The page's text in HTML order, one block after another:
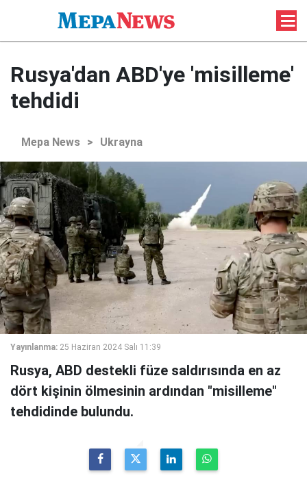
Rusya'dan ABD'ye 'misilleme'
tehdidi
Mepa News > Ukrayna
Yayınlanma: 25 Haziran 2024 Salı 11:39
Rusya, ABD destekli füze saldırısında en az
dört kişinin ölmesinin ardından "misilleme"
tehdidinde bulundu.